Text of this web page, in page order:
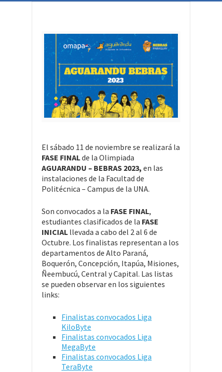
El sábado 11 de noviembre se realizará la
FASE FINALde la Olimpiada
AGUARANDU – BEBRAS 2023, en las
instalaciones de la Facultad de
Politécnica – Campus de la UNA.
Son convocados a la FASE FINAL,
estudiantes clasificados de la FASE
INICIAL llevada a cabo del 2 al 6 de
Octubre. Los finalistas representan a los
departamentos de Alto Paraná,
Boquerón, Concepción, Itapúa, Misiones,
Ñeembucú, Central y Capital. Las listas
se pueden observar en los siguientes
links:
Finalistas convocados Liga
KiloByte
Finalistas convocados Liga
MegaByte
Finalistas convocados Liga
TeraByte